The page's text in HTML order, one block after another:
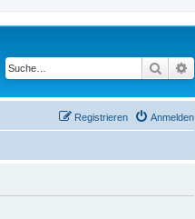
Suche
Anmelden
Registrieren